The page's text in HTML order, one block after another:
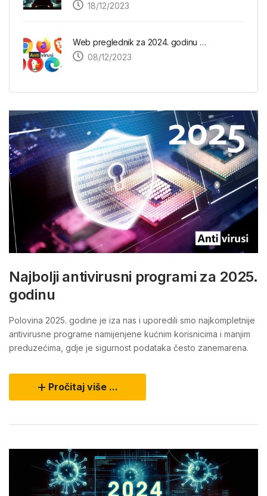
18/12/2023
Web preglednik za 2024. godinu …
08/12/2023
Najbolji antivirusni programi za 2025.
godinu
Polovina 2025. godine je iza nas i uporedili smo najkompletnije
antivirusne programe namijenjene kućnim korisnicima i manjim
preduzećima, gdje je sigurnost podataka često zanemarena.
Pročitaj više ...